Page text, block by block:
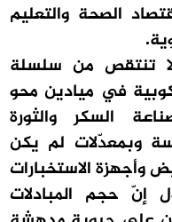
الصحة والتعليم
تنتقص من سلسلة
في ميادين محو
السكر والثورة
وبمعدّلات لم يكن
وأجهزة الاستخبارات
إنّ حجم المبادلات